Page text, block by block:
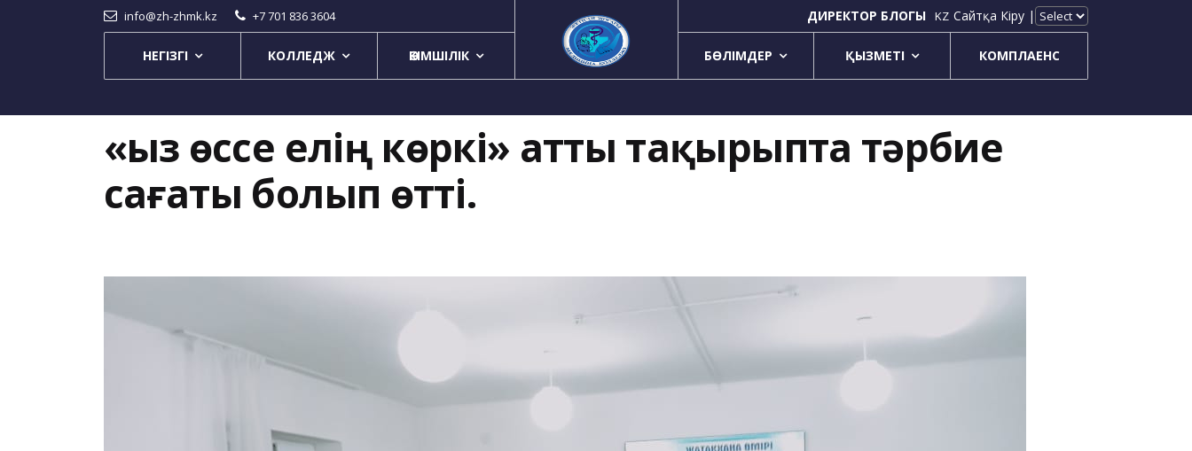
info@zh-zhmk.kz +7 701 836 3604
НЕГІЗГІ КОЛЛЕДЖ ӘКІМШІЛІК
ДИРЕКТОР БЛОГЫ KZ Сайтқа Кіру |
БӨЛІМДЕР ҚЫЗМЕТІ КОМПЛАЕНС
«Қыз өссе елің көркі» атты тақырыпта тәрбие
сағаты болып өтті.